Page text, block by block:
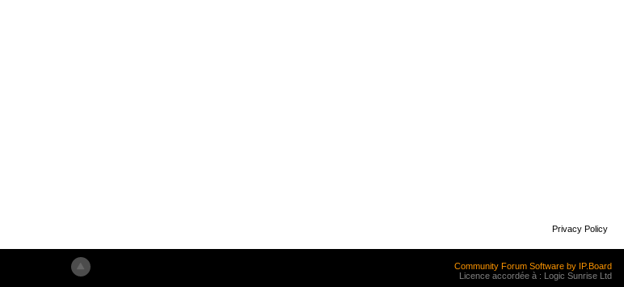
Privacy Policy
Community Forum Software by IP.Board
Licence accordée à : Logic Sunrise Ltd